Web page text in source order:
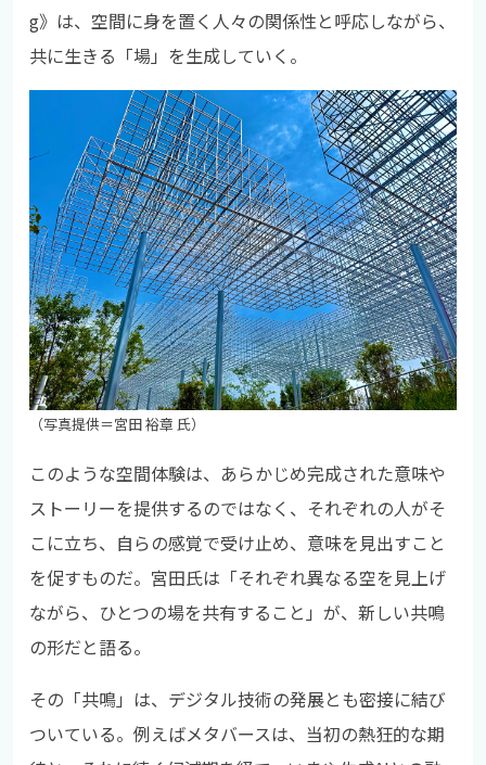
g》は、空間に身を置く人々の関係性と呼応しながら、
共に生きる「場」を生成していく。
（写真提供＝宮田 裕章 氏）
このような空間体験は、あらかじめ完成された意味や
ストーリーを提供するのではなく、それぞれの人がそ
こに立ち、自らの感覚で受け止め、意味を見出すこと
を促すものだ。宮田氏は「それぞれ異なる空を見上げ
ながら、ひとつの場を共有すること」が、新しい共鳴
の形だと語る。
その「共鳴」は、デジタル技術の発展とも密接に結び
ついている。例えばメタバースは、当初の熱狂的な期